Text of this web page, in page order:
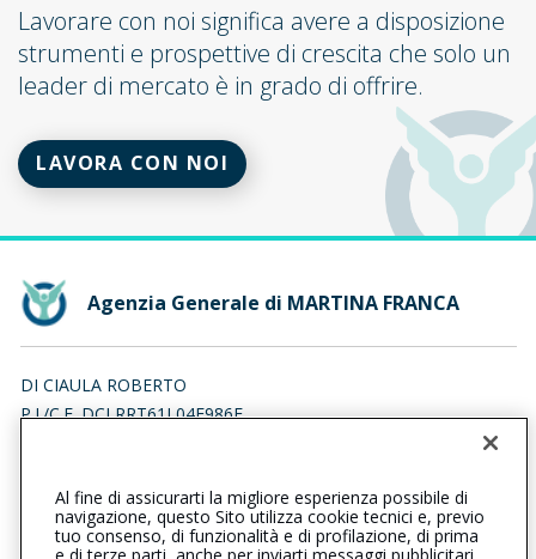
Lavorare con noi significa avere a disposizione
strumenti e prospettive di crescita che solo un
leader di mercato è in grado di offrire.
LAVORA CON NOI
Agenzia Generale di MARTINA FRANCA
DI CIAULA ROBERTO
P.I./C.F. DCLRRT61L04E986E
0804806995 0804307805
martinafranca@cattolica.it
Al fine di assicurarti la migliore esperienza possibile di
navigazione, questo Sito utilizza cookie tecnici e, previo
tuo consenso, di funzionalità e di profilazione, di prima